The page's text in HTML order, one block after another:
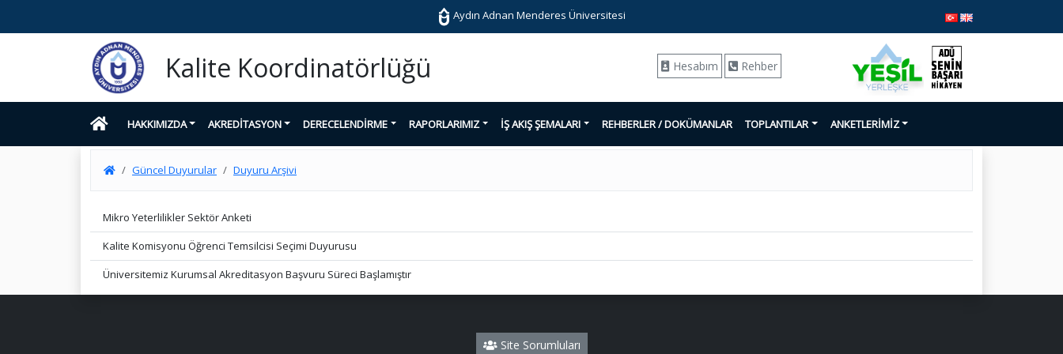
Aydın Adnan Menderes Üniversitesi
Kalite Koordinatörlüğü Hesabım Rehber
HAKKIMIZDA AKREDİTASYON DERECELENDİRME RAPORLARIMIZ İŞ AKIŞ ŞEMALARI REHBERLER / DOKÜMANLAR TOPLANTILAR ANKETLERİMİZ
Güncel Duyurular Duyuru Arşivi
Mikro Yeterlilikler Sektör Anketi
Kalite Komisyonu Öğrenci Temsilcisi Seçimi Duyurusu
Üniversitemiz Kurumsal Akreditasyon Başvuru Süreci Başlamıştır
Site Sorumluları